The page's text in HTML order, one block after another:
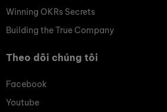
Winning OKRs Secrets
Building the True Company
Theo dõi chúng tôi
Facebook
Youtube